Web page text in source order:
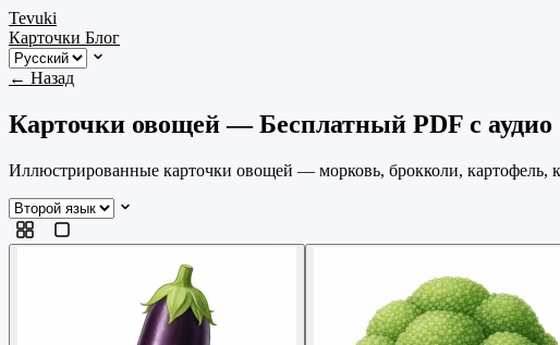
Tevuki
Карточки Блог
← Назад
Карточки овощей — Бесплатный PDF с аудио
Иллюстрированные карточки овощей — морковь, брокколи,